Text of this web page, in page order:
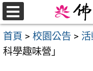
跳
至
主
要
首頁 > 校園公告 >
科學趣味營」
選
單